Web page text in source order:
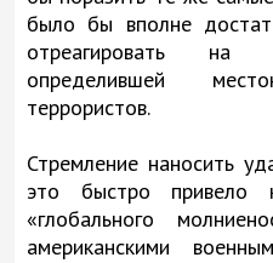
было бы вполне
отреагировать на
определившей
террористов.
Стремление наносить
это быстро привело
«глобального
американскими